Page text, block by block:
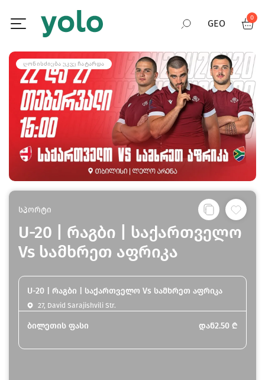
GEO
RUS
ENG
0
ᲦᲝᲜᲘᲡᲫᲘᲔᲑᲐ ᲣᲙᲕᲔ ᲩᲐᲢᲐᲠᲓᲐ
სპორტი
U-20 | რაგბი | საქართველო
Vs სამხრეთ აფრიკა
U-20 | რაგბი | საქართველო Vs სამხრეთ აფრიკა
27, David Sarajishvili Str.
ბილეთის ფასი დან2.50 ₾